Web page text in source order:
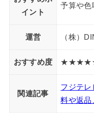
イント
予算や色
運営 （株）
おすすめ度
関連記事
フジテレ
料や返品